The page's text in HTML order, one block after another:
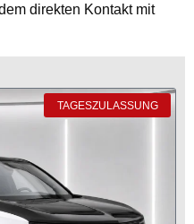
direkten Kontakt mit
TAGESZULASSUNG